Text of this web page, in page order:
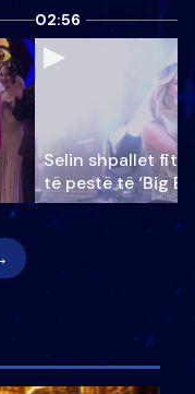
02:56
Selin shpallet
të pestë të ‘Big